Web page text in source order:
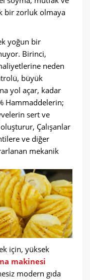
bir zorluk olmaya
yoğun bir
Birinci,
neden
büyük
yol açar, kadar
Hammaddelerin;
sert ve
Çalışanlar
ve diğer
mekanik
için, yüksek
makinesi
modern gıda